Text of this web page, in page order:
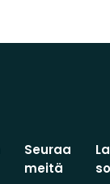
Seuraa
meitä